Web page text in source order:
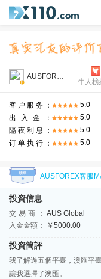
AUSFOREX客服MARK
牛人榜
客户服务： 5.0
出入金：
5.0
隔夜利息：
5.0
订单执行：
5.0
AUSFOREX客服
投資信息
交易商： AUS Global
入金金額：
￥5000.00
投資簡評
我了解過五個平臺，澳匯平
讓我選擇了澳匯。